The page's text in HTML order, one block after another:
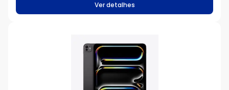
Ver detalhes